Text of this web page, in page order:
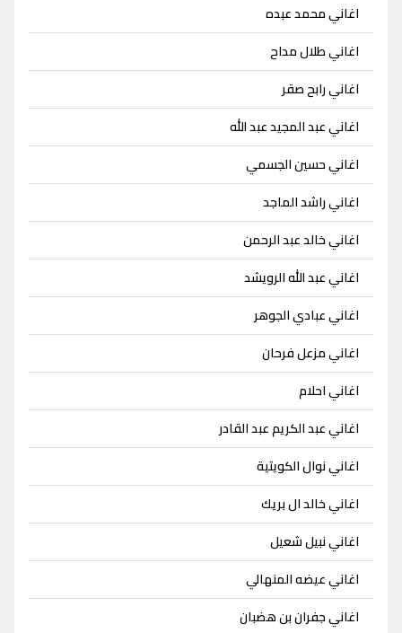
اغاني محمد عبده
اغاني طلال مداح
اغاني رابح صقر
اغاني عبد المجيد عبد الله
اغاني حسين الجسمي
اغاني راشد الماجد
اغاني خالد عبد الرحمن
اغاني عبد الله الرويشد
اغاني عبادي الجوهر
اغاني مزعل فرحان
اغاني احلام
اغاني عبد الكريم عبد القادر
اغاني نوال الكويتية
اغاني خالد ال بريك
اغاني نبيل شعيل
اغاني عيضه المنهالي
اغاني جفران بن هضبان